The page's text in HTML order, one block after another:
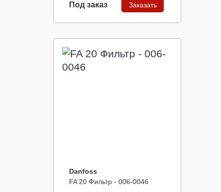
Под заказ Заказать
Danfoss
FA 20 Фильтр - 006-0046